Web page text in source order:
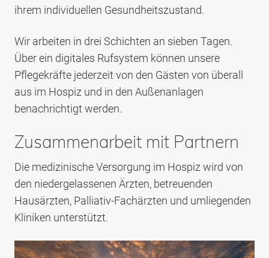
ihrem individuellen Gesundheitszustand.
Wir arbeiten in drei Schichten an sieben Tagen.
Über ein digitales Rufsystem können unsere
Pflegekräfte jederzeit von den Gästen von überall
aus im Hospiz und in den Außenanlagen
benachrichtigt werden.
Zusammenarbeit mit Partnern
Die medizinische Versorgung im Hospiz wird von
den niedergelassenen Ärzten, betreuenden
Hausärzten, Palliativ-Fachärzten und umliegenden
Kliniken unterstützt.